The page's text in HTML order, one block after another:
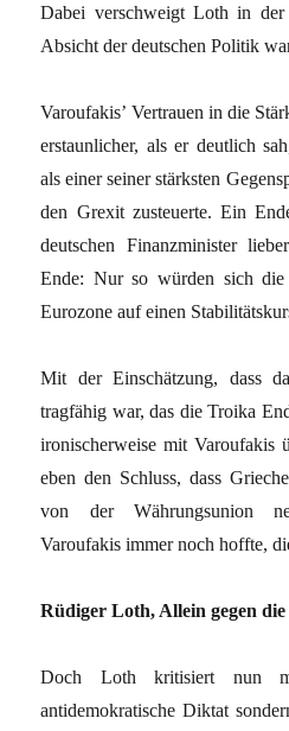
Dabei verschweigt Loth in
Absicht der deutschen Politik
Varoufakis’ Vertrauen in die
erstaunlicher, als er deutlich
als einer seiner stärksten
den Grexit zusteuerte. Ein
deutschen Finanzminister
Ende: Nur so würden sich die
Eurozone auf einen
Mit der Einschätzung, dass
tragfähig war, das die Troika
ironischerweise mit Varoufakis
eben den Schluss, dass
von der Währungsunion
Varoufakis immer noch hoffte,
Rüdiger Loth, Allein gegen
Doch Loth kritisiert nun
antidemokratische Diktat